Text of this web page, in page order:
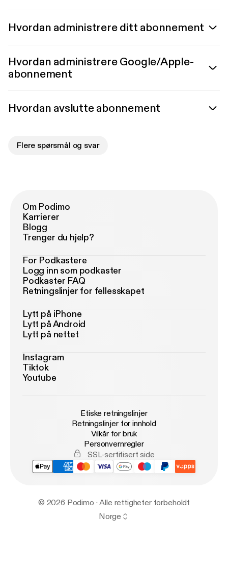
Hvordan administrere ditt abonnement
Hvordan administrere Google/Apple-
abonnement
Hvordan avslutte abonnement
Flere spørsmål og svar
Om Podimo
Karrierer
Blogg
Trenger du hjelp?
For Podkastere
Logg inn som podkaster
Podkaster FAQ
Retningslinjer for fellesskapet
Lytt på iPhone
Lytt på Android
Lytt på nettet
Instagram
Tiktok
Youtube
Etiske retningslinjer
Retningslinjer for innhold
Vilkår for bruk
Personvernregler
SSL-sertifisert side
© 2026 Podimo · Alle rettigheter forbeholdt
Norge